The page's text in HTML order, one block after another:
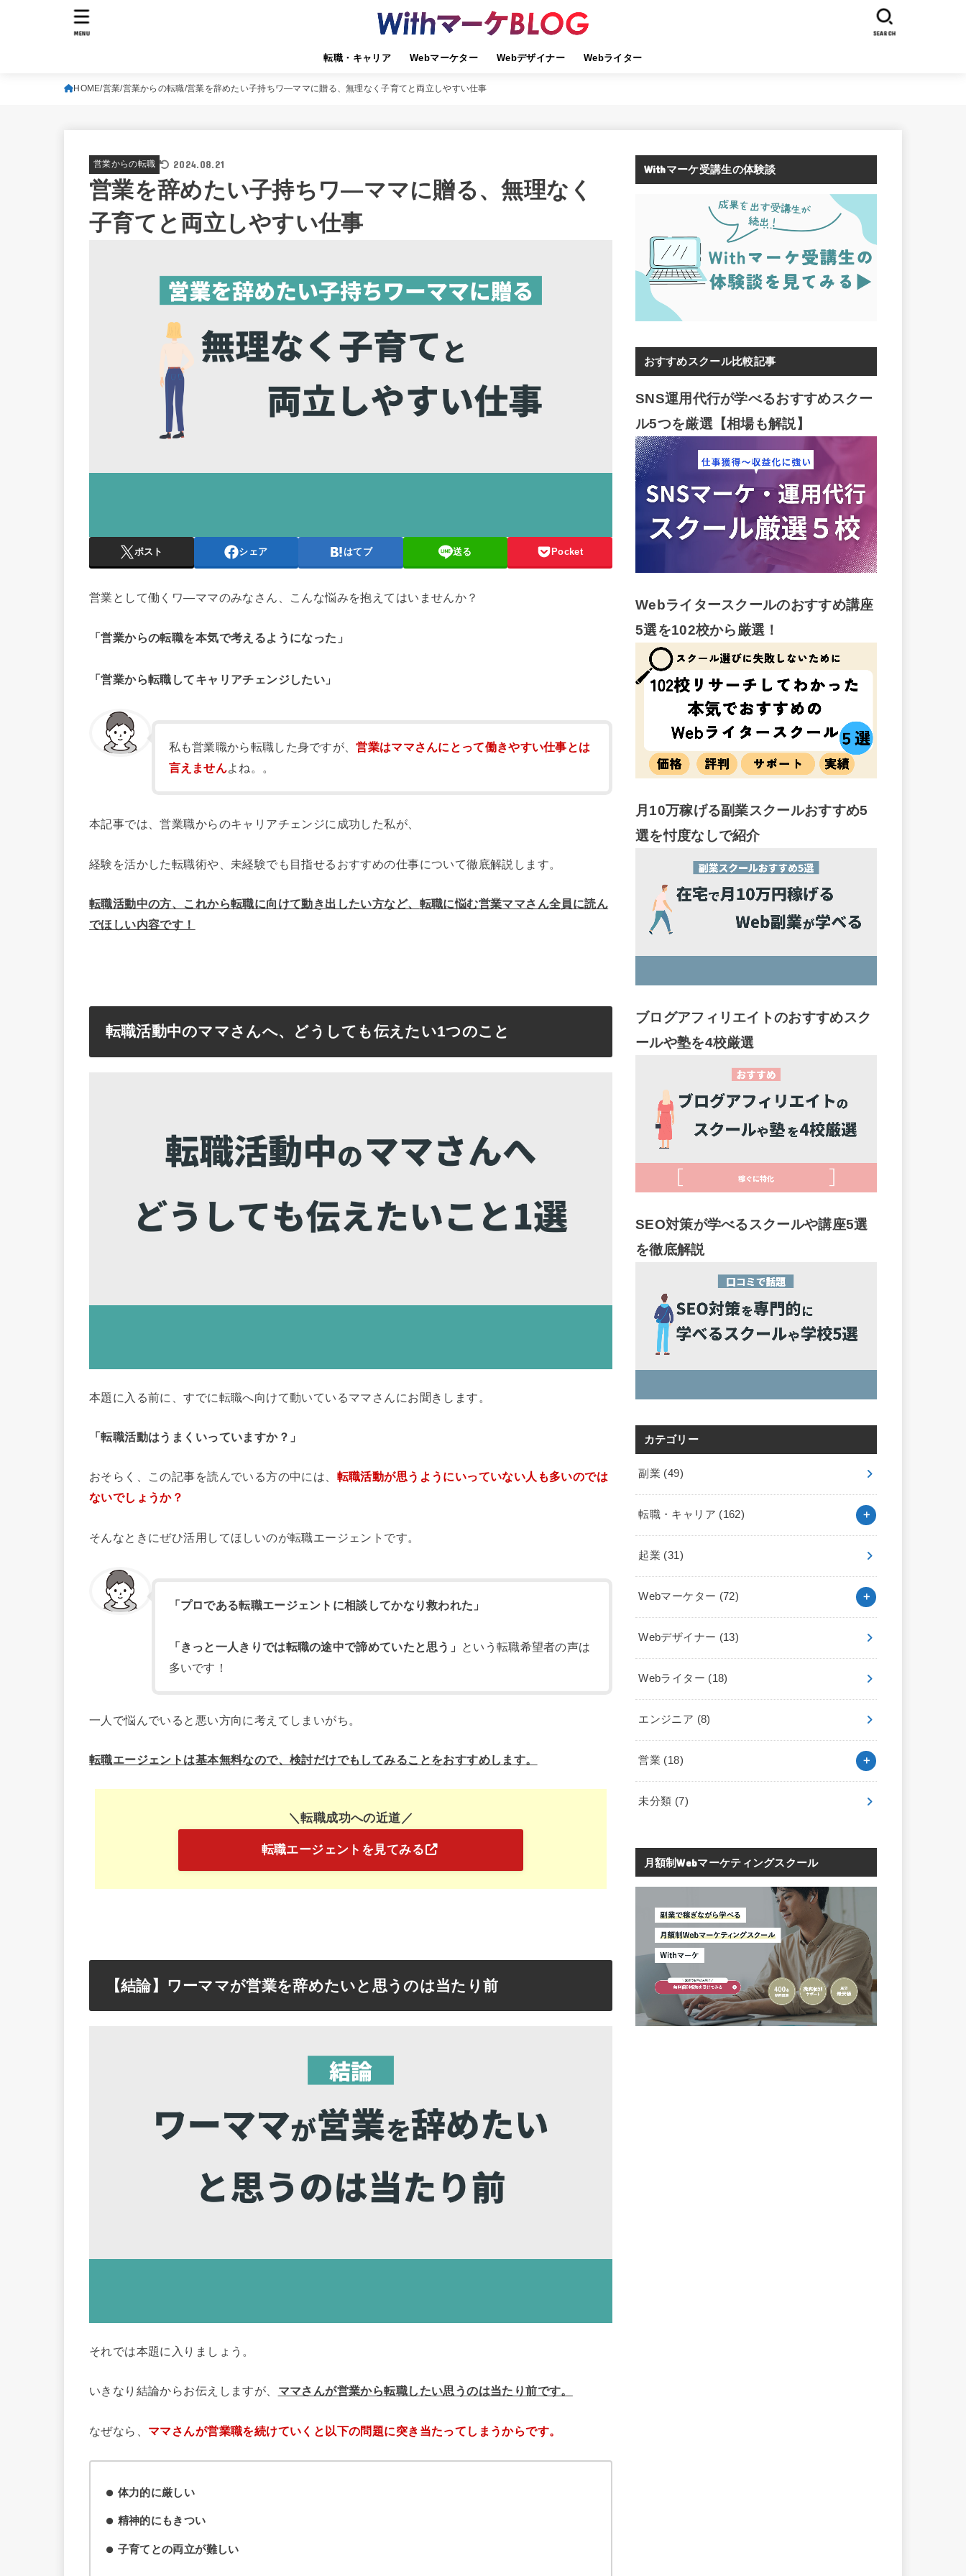
転職・キャリア Webマーケター Webデザイナー Webライター
SEARCH
MENU
HOME 営業 営業からの転職 営業を辞めたい子持ちワ―ママに贈る、無理なく子育てと両立しやすい仕事
営業からの転職 2024.08.21
営業を辞めたい子持ちワ―ママに贈る、無理なく
子育てと両立しやすい仕事
ポスト シェア はてブ 送る Pocket
営業として働くワ―ママのみなさん、こんな悩みを抱えてはいませんか？
「営業からの転職を本気で考えるようになった」
「営業から転職してキャリアチェンジしたい」
私も営業職から転職した身ですが、営業はママさんにとって働きやすい仕事とは
言えませんよね。。
本記事では、営業職からのキャリアチェンジに成功した私が、
経験を活かした転職術や、未経験でも目指せるおすすめの仕事について徹底解説します。
転職活動中の方、これから転職に向けて動き出したい方など、 転職に悩む営業ママさん全員に読ん
でほしい内容です！
転職活動中のママさんへ、どうしても伝えたい1つのこと
本題に入る前に、すでに転職へ向けて動いているママさんにお聞きします。
「転職活動はうまくいっていますか？」
おそらく、この記事を読んでいる方の中には、 転職活動が思うようにいっていない人も多いのでは
ないでしょうか？
そんなときにぜひ活用してほしいのが転職エージェントです。
「プロである転職エージェントに相談してかなり救われた」
「きっと一人きりでは転職の途中で諦めていたと思う」
という転職希望者の声は
多いです！
一人で悩んでいると悪い方向に考えてしまいがち。
転職エージェントは基本無料なので、検討だけでもしてみることをおすすめします。
＼転職成功への近道／
転職エージェントを見てみる
【結論】ワーママが営業を辞めたいと思うのは当たり前
それでは本題に入りましょう。
いきなり結論からお伝えしますが、 ママさんが営業から転職したい思うのは当たり前です。
なぜなら、 ママさんが営業職を続けていくと以下の問題に突き当たってしまうからです。
体力的に厳しい
精神的にもきつい
子育てとの両立が難しい
Withマーケ受講生の体験談
おすすめスクール比較記事
SNS運用代行が学べるおすすめスクー
ル5つを厳選【相場も解説】
Webライタースクールのおすすめ講座
5選を102校から厳選！
月10万稼げる副業スクールおすすめ5
選を忖度なしで紹介
ブログアフィリエイトのおすすめスク
ールや塾を4校厳選
SEO対策が学べるスクールや講座5選
を徹底解説
カテゴリー
副業 (49)
転職・キャリア (162)
起業 (31)
Webマーケター (72)
Webデザイナー (13)
Webライター (18)
エンジニア (8)
営業 (18)
未分類 (7)
月額制Webマーケティングスクール